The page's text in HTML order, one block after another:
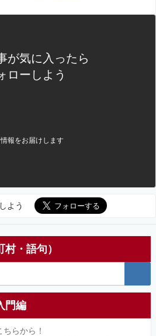
が気に入ったら
ローしよう
報をお届けします
よう
・語句）
門編
らから！